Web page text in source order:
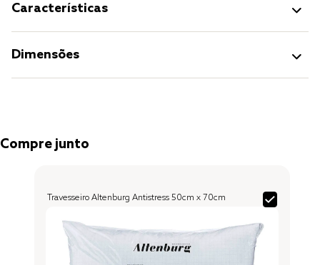
Características
Dimensões
Compre junto
Travesseiro Altenburg Antistress 50cm x 70cm